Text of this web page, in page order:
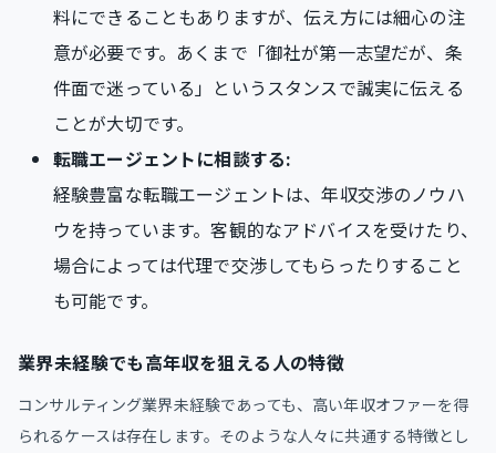
料にできることもありますが、伝え方には細心の注
意が必要です。あくまで「御社が第一志望だが、条
件面で迷っている」というスタンスで誠実に伝える
ことが大切です。
転職エージェントに相談する:
経験豊富な転職エージェントは、年収交渉のノウハ
ウを持っています。客観的なアドバイスを受けたり、
場合によっては代理で交渉してもらったりすること
も可能です。
業界未経験でも高年収を狙える人の特徴
コンサルティング業界未経験であっても、高い年収オファーを得
られるケースは存在します。そのような人々に共通する特徴とし